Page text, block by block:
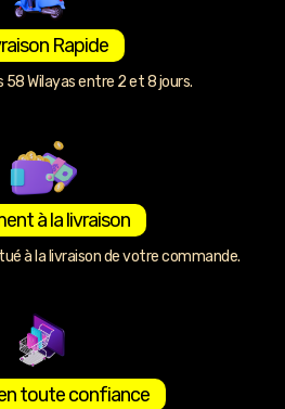
Rapide
58 Wilayas entre 2 et 8 jours.
à la livraison
à la livraison de votre commande.
toute confiance